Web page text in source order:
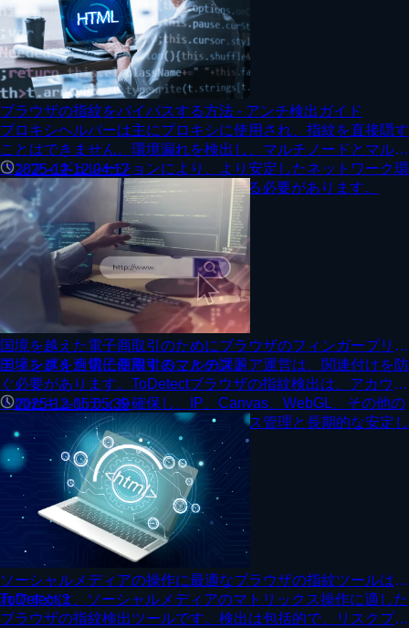
ブラウザの指紋をバイパスする方法 - アンチ検出ガイド
プロキシヘルパーは主にプロキシに使用され、指紋を直接隠す
ことはできません。環境漏れを検出し、マルチノードとマルチ
コンフィギュレーションにより、より安定したネットワーク環
境を実現するには、ToDetectと併用する必要があります。
2025-12-12 04:17
国境を越えた電子商取引のためにブラウザのフィンガープリン
ティングを適切に使用することの課題
国境を越えた電子商取引のマルチストア運営は、関連付けを防
ぐ必要があります。ToDetectブラウザの指紋検出は、アカウン
トのセキュリティを確保し、IP、Canvas、WebGL、その他の
環境リスクを監視し、コンプライアンス管理と長期的な安定し
た運用を実現します。
2025-12-05 05:39
ソーシャルメディアの操作に最適なブラウザの指紋ツールはど
れですか？
ToDetectは、ソーシャルメディアのマトリックス操作に適した
ブラウザの指紋検出ツールです。検出は包括的で、リスクプロ